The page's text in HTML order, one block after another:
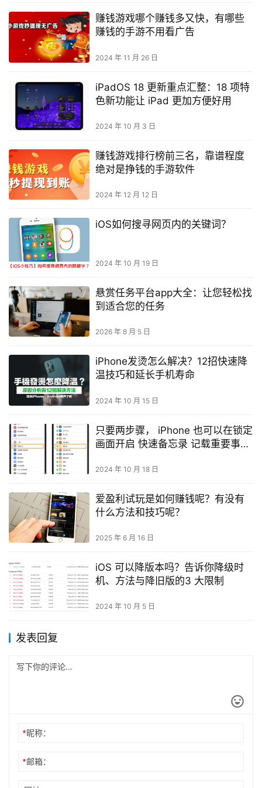
赚钱游戏哪个赚钱多又快，有哪些
赚钱的手游不用看广告
2024 年 11 月 26 日
iPadOS 18 更新重点汇整：18 项特
色新功能让 iPad 更加方便好用
2024 年 10 月 3 日
赚钱游戏排行榜前三名，靠谱程度
绝对是挣钱的手游软件
2024 年 12 月 12 日
iOS如何搜寻网页内的关键词？
2024 年 10 月 19 日
悬赏任务平台app大全：让您轻松找
到适合您的任务
2026 年 8 月 5 日
iPhone发烫怎么解决？12招快速降
温技巧和延长手机寿命
2024 年 10 月 15 日
只要两步骤， iPhone 也可以在锁定
画面开启 快速备忘录 记载重要事
2024 年 10 月 18 日
爱盈利试玩是如何赚钱呢？有没有
什么方法和技巧呢？
2025 年 6 月 16 日
iOS 可以降版本吗？告诉你降级时
机、方法与降旧版的3 大限制
2024 年 10 月 5 日
发表回复
*昵称：
*邮箱：